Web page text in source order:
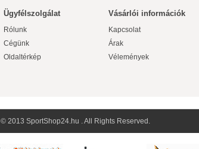
Ügyfélszolgálat
Rólunk
Cégünk
Oldaltérkép
Vásárlói információk
Kapcsolat
Árak
Vélemények
© 2013 SportShop24.hu . All Rights Reserved.